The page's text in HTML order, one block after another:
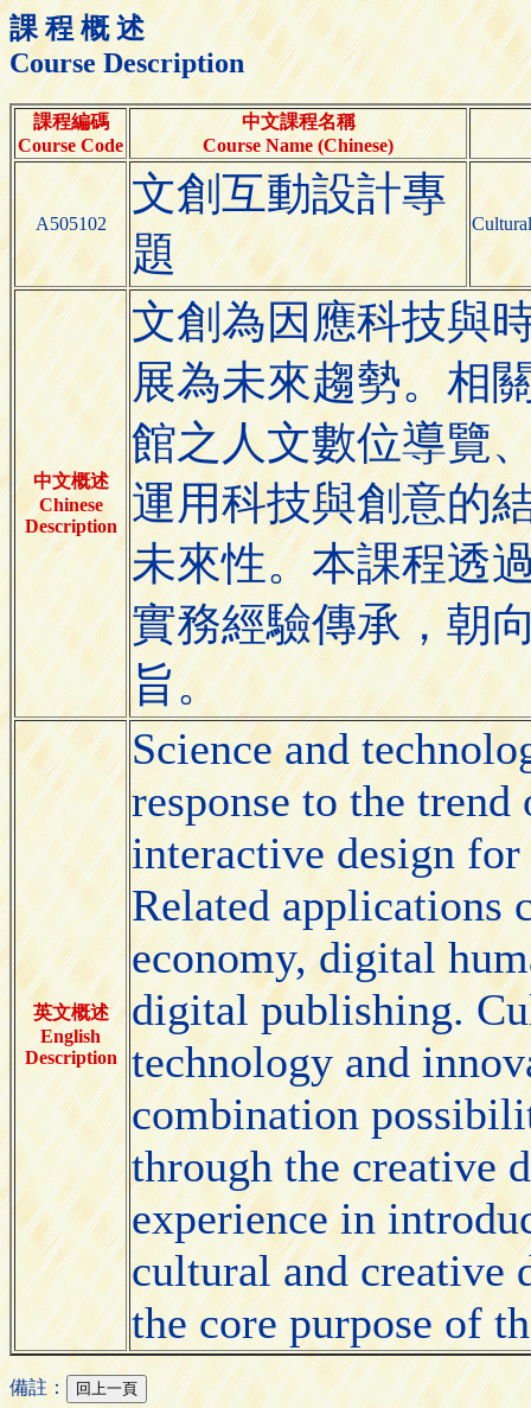
課 程 概 述
Course Description
課程編碼
Course Code
中文課程名稱
Course Name (Chinese)
A505102
文創互動設計專
題
中文概述
Chinese
Description
文創為因應科技與
展為未來趨勢。相
館之人文數位導覽
運用科技與創意的
未來性。本課程透
實務經驗傳承，朝
旨。
英文概述
English
Description
Science and
response to the
interactive design
Related applications
economy, digital
digital publishing.
technology and
combination
through the creative
experience in
cultural and creative
the core purpose of
備註：